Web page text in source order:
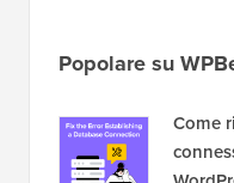
Popolare su
Come